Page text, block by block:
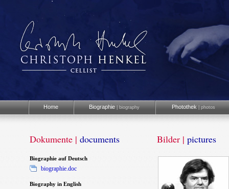
Home Biographie | biography Photothek | photos
Dokumente | documents
Biographie auf Deutsch
biographie.doc
Biography in English
Bilder | pictures